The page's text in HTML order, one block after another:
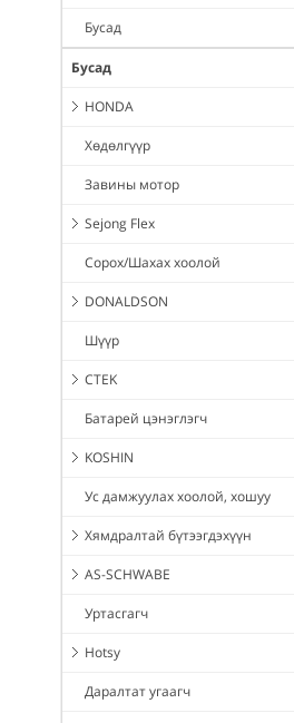
Бусад
Бусад
HONDA
Хөдөлгүүр
Завины мотор
Sejong Flex
Сорох/Шахах хоолой
DONALDSON
Шүүр
CTEK
Батарей цэнэглэгч
KOSHIN
Ус дамжуулах хоолой, хошуу
Хямдралтай бүтээгдэхүүн
AS-SCHWABE
Уртасгагч
Hotsy
Даралтат угаагч